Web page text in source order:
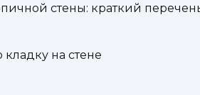
стены: краткий
на стене